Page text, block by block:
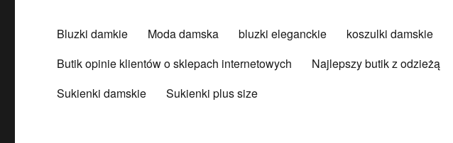
Bluzki damkie Moda damska bluzki eleganckie koszulki damskie
Butik opinie klientów o sklepach internetowych
Najlepszy butik z odzieżą
Sukienki damskie
Sukienki plus size